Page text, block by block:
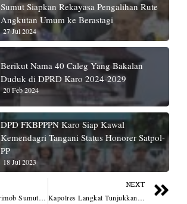
Sumut Siapkan Rekayasa Pengalihan Rute
Angkutan Umum ke Berastagi
27 Jul 2024
Berikut Nama 40 Caleg Yang Bakalan
Duduk di DPRD Karo 2024-2029
20 Feb 2024
DPD FKBPPPN Karo Siap Kawal
Kemendagri Tangani Status Honorer Satpol-
PP
18 Jul 2023
100 Personel Brimob Sumut Siaga Semalaman, Jaga Kondusivitas Wilayah dan Respons Cepat Aduan Masyarakat
NEXT
Kapolres Langkat Tunjukkan Kepedulian terhadap Lansia di Secanggang, Humanisme Polri Hadir di Tengah Masyarakat